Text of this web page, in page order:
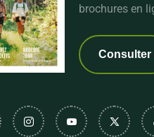
brochures en
Consulter
Suivez-nous sur Facebook
Suivez-nous sur
Suivez-nous